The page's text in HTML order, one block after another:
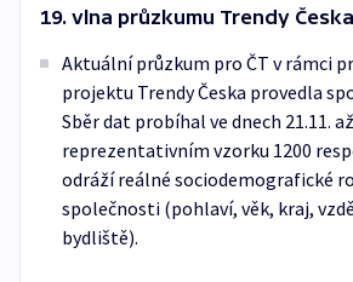
19. vlna průzkumu Trendy Česka
Aktuální průzkum pro ČT v rámci
projektu Trendy Česka provedla
Sběr dat probíhal ve dnech 21.11.
reprezentativním vzorku 1200
odráží reálné sociodemografické
společnosti (pohlaví, věk, kraj,
bydliště).